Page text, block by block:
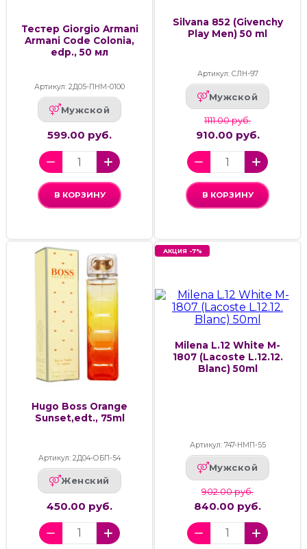
Тестер Giorgio Armani
Armani Code Colonia,
edp., 50 мл
Артикул: 2Д05-ПНМ-0100
Мужской
599.00 руб.
В КОРЗИНУ
Silvana 852 (Givenchy
Play Men) 50 ml
Артикул: СЛН-97
Мужской
1111.00 руб.
910.00 руб.
В КОРЗИНУ
Hugo Boss Orange
Sunset,edt., 75ml
Артикул: 2Д04-ОБП-54
Женский
450.00 руб.
АКЦИЯ -7%
Milena L.12 White M-
1807 (Lacoste L.12.12.
Blanc) 50ml
Артикул: 747-НМП-55
Мужской
902.00 руб.
840.00 руб.